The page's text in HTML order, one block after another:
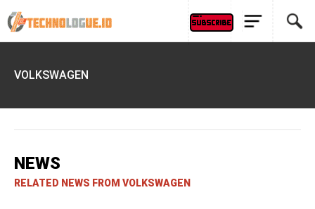
VOLKSWAGEN
NEWS
RELATED NEWS FROM VOLKSWAGEN